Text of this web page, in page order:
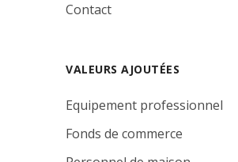
Contact
VALEURS AJOUTÉES
Equipement professionnel
Fonds de commerce